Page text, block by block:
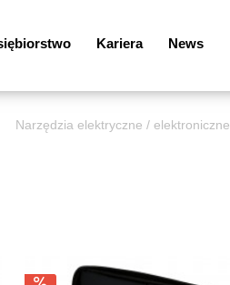
Kariera News
Narzędzia elektryczne / elektroniczne